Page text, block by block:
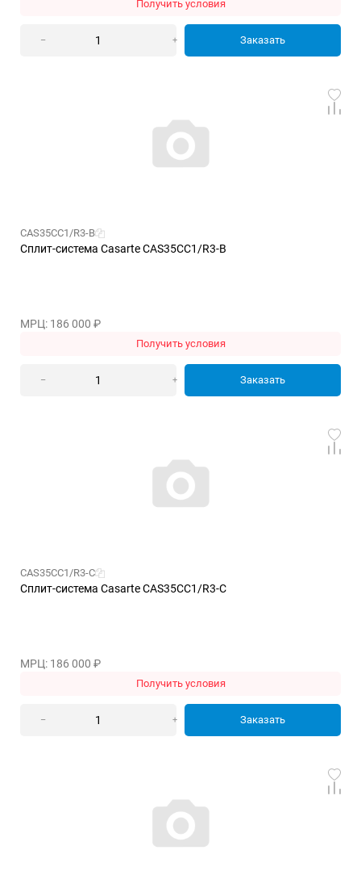
Получить условия
– + Заказать
CAS35CC1/R3-B
Сплит-система Casarte CAS35CC1/R3-B
МРЦ: 186 000 ₽
Получить условия
– + Заказать
CAS35CC1/R3-C
Сплит-система Casarte CAS35CC1/R3-C
МРЦ: 186 000 ₽
Получить условия
– + Заказать